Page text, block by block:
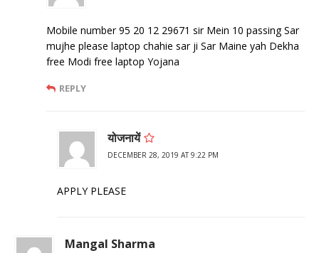
Mobile number 95 20 12 29671 sir Mein 10 passing Sar
mujhe please laptop chahie sar ji Sar Maine yah Dekha
free Modi free laptop Yojana
REPLY
योजनायें
DECEMBER 28, 2019 AT 9:22 PM
APPLY PLEASE
Mangal Sharma